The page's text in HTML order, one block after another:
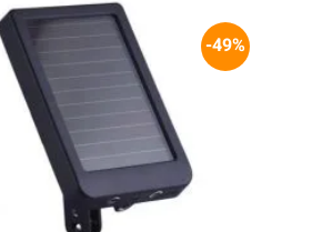
49%-